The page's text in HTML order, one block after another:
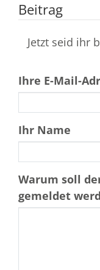
Beitrag
Jetzt seid ihr
Ihre E-Mail-
Ihr Name
Warum soll
gemeldet